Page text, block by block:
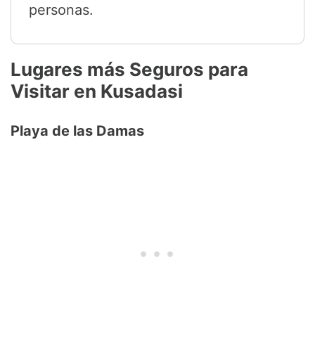
personas.
Lugares más Seguros para
Visitar en Kusadasi
Playa de las Damas